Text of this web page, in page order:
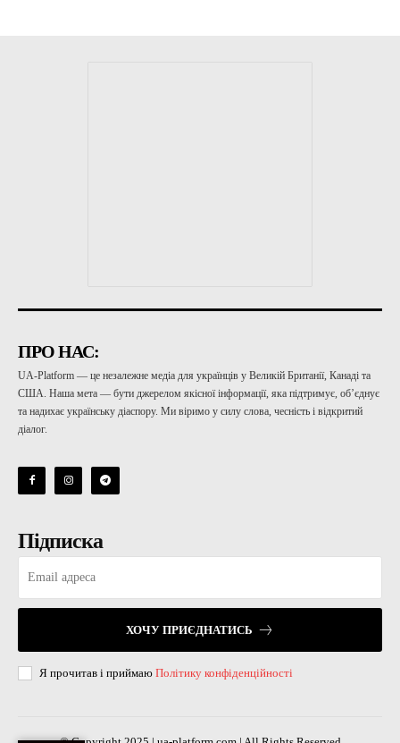
ПРО НАС:
UA-Platform — це незалежне медіа для українців у Великій Британії, Канаді та
США. Наша мета — бути джерелом якісної інформації, яка підтримує, об’єднує
та надихає українську діаспору. Ми віримо у силу слова, чесність і відкритий
діалог.
Підписка
ХОЧУ ПРИЄДНАТИСЬ
Я прочитав і приймаю Політику конфіденційності